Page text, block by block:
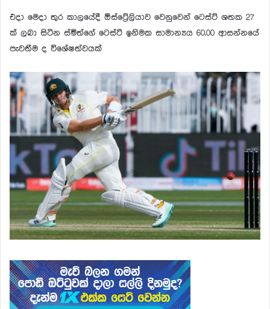
එදා මෙදා තුර කාලයේදී ඕස්ට්‍රේලියාව වෙනුවෙන් ටෙස්ට් ශතක 27
ක් ලබා සිටින ස්මිත්ගේ ටෙස්ට් ඉනිමක සාමාන්‍යය 60.00 ආසන්නයේ
පැවතීම ද විශේෂත්වයක්